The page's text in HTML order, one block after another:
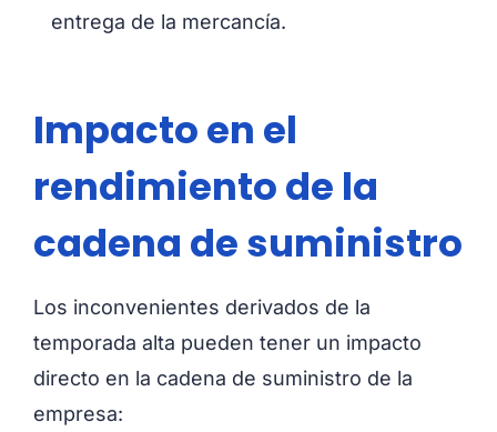
entrega de la mercancía.
Impacto en el
rendimiento de la
cadena de suministro
Los inconvenientes derivados de la
temporada alta pueden tener un impacto
directo en la cadena de suministro de la
empresa: